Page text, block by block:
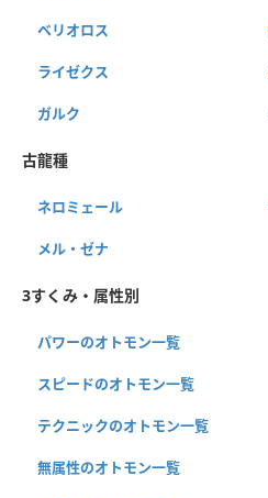
ベリオロス
ライゼクス
ガルク
古龍種
ネロミェール
メル・ゼナ
3すくみ・属性別
パワーのオトモン一覧
スピードのオトモン一覧
テクニックのオトモン一覧
無属性のオトモン一覧